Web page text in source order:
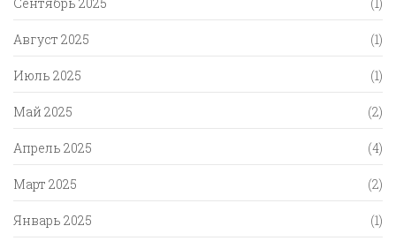
Август 2025 (1)
Июль 2025 (1)
Май 2025 (2)
Апрель 2025 (4)
Март 2025 (2)
Январь 2025 (1)